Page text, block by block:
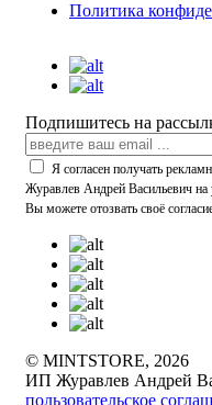
Политика
Подпишитесь на
Я согласен получать
Журавлев Андрей Васильевич на
Вы можете отозвать своё
© MINTSTORE, 2026
ИП Журавлев Андрей
пользовательское